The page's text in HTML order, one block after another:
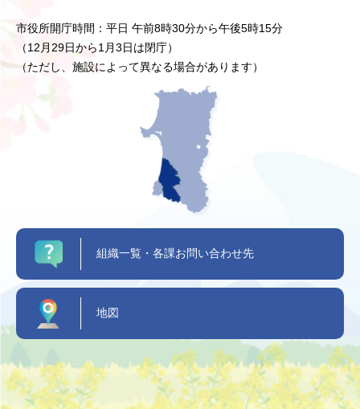
市役所開庁時間：平日 午前8時30分から午後5時15分
（12月29日から1月3日は閉庁）
（ただし、施設によって異なる場合があります）
組織一覧・各課お問い合わせ先
地図